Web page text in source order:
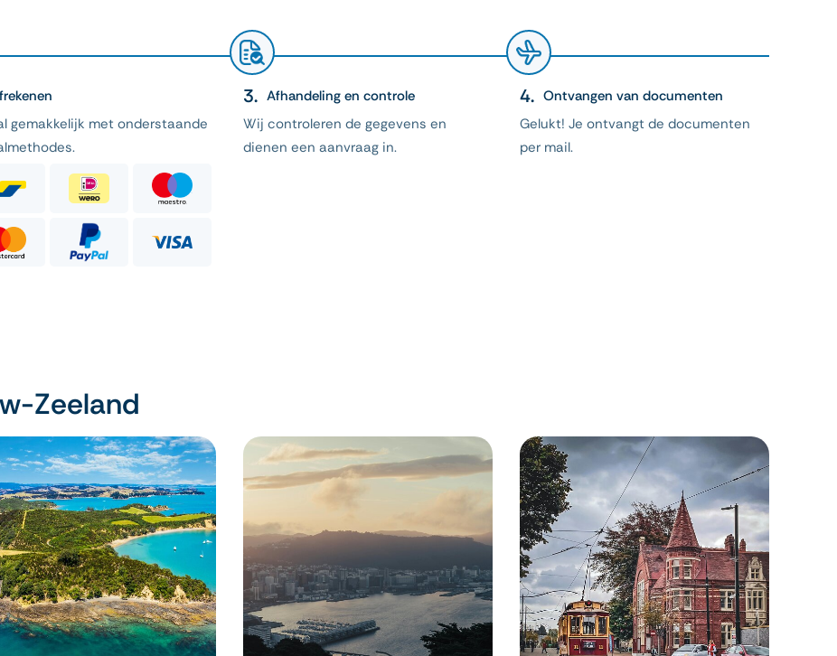
gemakkelijk met onderstaande
Afhandeling en controle
Wij controleren de gegevens en
dienen een aanvraag in.
Ontvangen van documenten
Gelukt! Je ontvangt de documenten
per mail.
Zeeland